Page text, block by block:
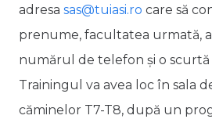
adresa sas@tuiasi.ro care să
prenume, facultatea urmată,
numărul de telefon și o scurtă
Trainingul va avea loc în sala
căminelor T7-T8, după un